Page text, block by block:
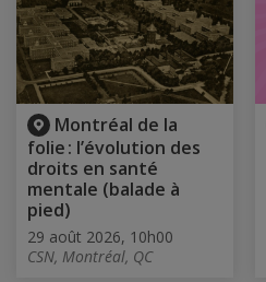
Montréal de la
folie : l’évolution des
droits en santé
mentale (balade à
pied)
29 août 2026, 10h00
CSN, Montréal, QC